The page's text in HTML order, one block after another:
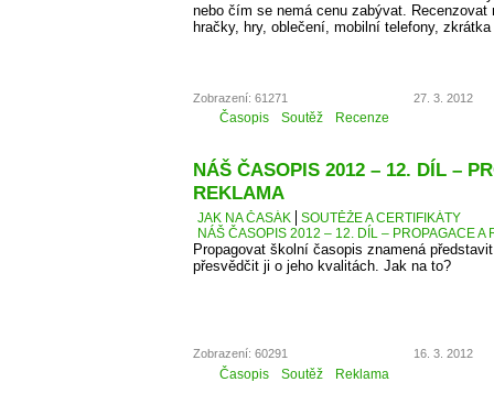
nebo čím se nemá cenu zabývat. Recenzovat
hračky, hry, oblečení, mobilní telefony,
Zobrazení: 61271 27. 3. 2012
Časopis Soutěž Recenze
NÁŠ ČASOPIS 2012 – 12. DÍL –
REKLAMA
JAK NA ČASÁK
SOUTĚŽE A CERTIFIKÁTY
NÁŠ ČASOPIS 2012 – 12. DÍL – PROPAGACE A
Propagovat školní časopis znamená
přesvědčit ji o jeho kvalitách. Jak na to?
Zobrazení: 60291 16. 3. 2012
Časopis Soutěž Reklama